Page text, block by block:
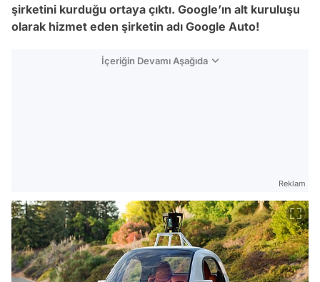
şirketini kurduğu ortaya çıktı. Google’ın alt kuruluşu
olarak hizmet eden şirketin adı Google Auto!
İçeriğin Devamı Aşağıda
Reklam